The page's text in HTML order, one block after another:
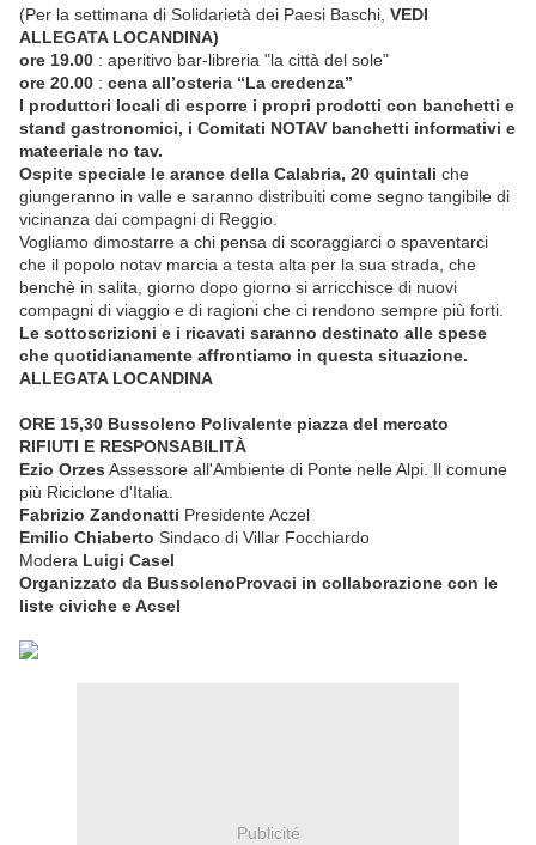
(Per la settimana di Solidarietà dei Paesi Baschi, VEDI
ALLEGATA LOCANDINA)
ore 19.00 : aperitivo bar-libreria "la città del sole"
ore 20.00 : cena all’osteria “La credenza”
I produttori locali di esporre i propri prodotti con banchetti e
stand gastronomici, i Comitati NOTAV banchetti informativi e
mateeriale no tav.
Ospite speciale le arance della Calabria, 20 quintali che
giungeranno in valle e saranno distribuiti come segno tangibile di
vicinanza dai compagni di Reggio.
Vogliamo dimostarre a chi pensa di scoraggiarci o spaventarci
che il popolo notav marcia a testa alta per la sua strada, che
benchè in salita, giorno dopo giorno si arricchisce di nuovi
compagni di viaggio e di ragioni che ci rendono sempre più forti.
Le sottoscrizioni e i ricavati saranno destinato alle spese
che quotidianamente affrontiamo in questa situazione.
ALLEGATA LOCANDINA
ORE 15,30 Bussoleno Polivalente piazza del mercato
RIFIUTI E RESPONSABILITÀ
Ezio Orzes Assessore all'Ambiente di Ponte nelle Alpi. Il comune
più Riciclone d'Italia.
Fabrizio Zandonatti Presidente Aczel
Emilio Chiaberto Sindaco di Villar Focchiardo
Modera Luigi Casel
Organizzato da BussolenoProvaci in collaborazione con le
liste civiche e Acsel
Publicité